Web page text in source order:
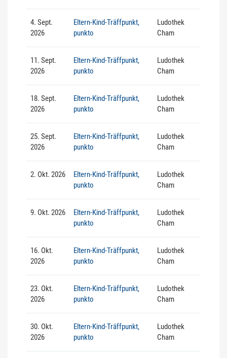
4. Sept.
2026
Eltern-Kind-Träffpunkt,
punkto
Ludothek
Cham
11. Sept.
2026
Eltern-Kind-Träffpunkt,
punkto
Ludothek
Cham
18. Sept.
2026
Eltern-Kind-Träffpunkt,
punkto
Ludothek
Cham
25. Sept.
2026
Eltern-Kind-Träffpunkt,
punkto
Ludothek
Cham
2. Okt. 2026
Eltern-Kind-Träffpunkt,
punkto
Ludothek
Cham
9. Okt. 2026
Eltern-Kind-Träffpunkt,
punkto
Ludothek
Cham
16. Okt.
2026
Eltern-Kind-Träffpunkt,
punkto
Ludothek
Cham
23. Okt.
2026
Eltern-Kind-Träffpunkt,
punkto
Ludothek
Cham
30. Okt.
2026
Eltern-Kind-Träffpunkt,
punkto
Ludothek
Cham